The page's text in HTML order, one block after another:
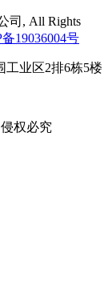
司, All Rights
19036004号
工业区2排6栋5楼
权必究